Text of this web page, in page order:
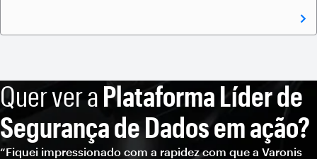
Quer ver aPlataforma Líder de
Segurança de Dados em ação?
“Fiquei impressionado com a rapidez com que a Varonis